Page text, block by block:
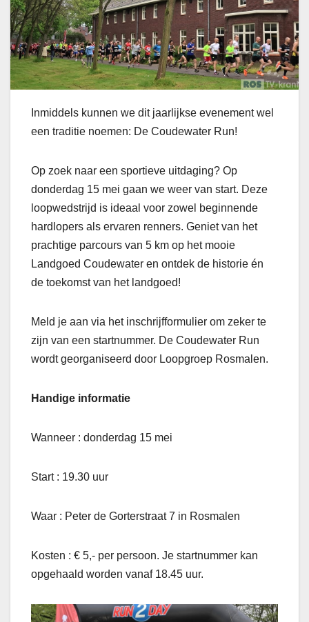
Inmiddels kunnen we dit jaarlijkse evenement wel
een traditie noemen: De Coudewater Run!
Op zoek naar een sportieve uitdaging? Op
donderdag 15 mei gaan we weer van start. Deze
loopwedstrijd is ideaal voor zowel beginnende
hardlopers als ervaren renners. Geniet van het
prachtige parcours van 5 km op het mooie
Landgoed Coudewater en ontdek de historie én
de toekomst van het landgoed!
Meld je aan via het inschrijfformulier om zeker te
zijn van een startnummer. De Coudewater Run
wordt georganiseerd door Loopgroep Rosmalen.
Handige informatie
Wanneer : donderdag 15 mei
Start : 19.30 uur
Waar : Peter de Gorterstraat 7 in Rosmalen
Kosten : € 5,- per persoon. Je startnummer kan
opgehaald worden vanaf 18.45 uur.